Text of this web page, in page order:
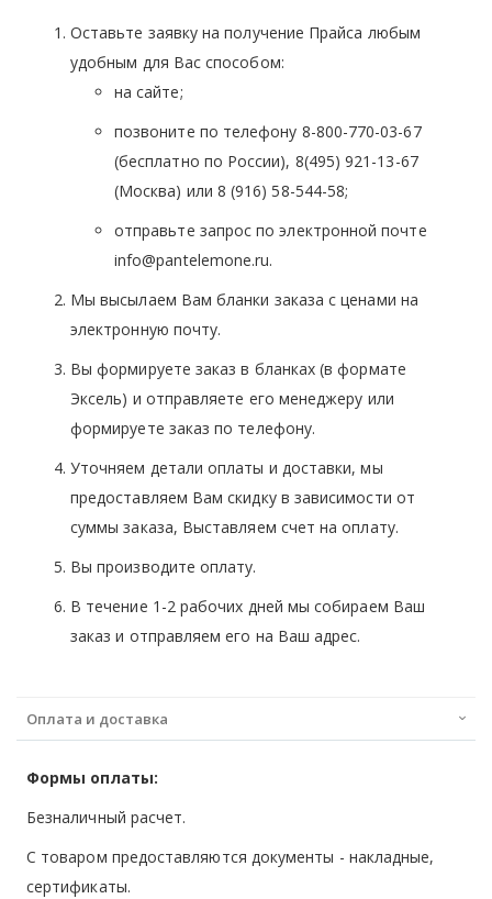
Оставьте заявку на получение Прайса любым
удобным для Вас способом:
на сайте;
позвоните по телефону 8-800-770-03-67
(бесплатно по России), 8(495) 921-13-67
(Москва) или 8 (916) 58-544-58;
отправьте запрос по электронной почте
info@pantelemone.ru.
Мы высылаем Вам бланки заказа с ценами на
электронную почту.
Вы формируете заказ в бланках (в формате
Эксель) и отправляете его менеджеру или
формируете заказ по телефону.
Уточняем детали оплаты и доставки, мы
предоставляем Вам скидку в зависимости от
суммы заказа, Выставляем счет на оплату.
Вы производите оплату.
В течение 1-2 рабочих дней мы собираем Ваш
заказ и отправляем его на Ваш адрес.
Оплата и доставка
Формы оплаты:
Безналичный расчет.
С товаром предоставляются документы - накладные,
сертификаты.